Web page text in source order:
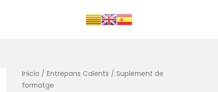
Inicio / Entrepans Calents / Suplement de
formatge